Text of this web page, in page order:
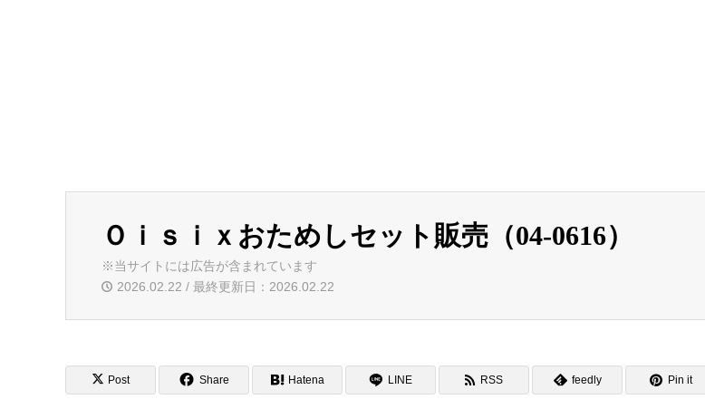
Ｏｉｓｉｘおためしセット販売（04-0616）
※当サイトには広告が含まれています
2026.02.22 / 最終更新日：2026.02.22
Post Share Hatena LINE RSS feedly Pin it